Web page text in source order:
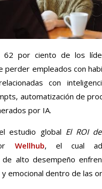
62 por ciento de los
perder empleados con
con
automatización de
por IA.
estudio global El ROI
Wellhub, el cual
de alto desempeño
emocional dentro de las